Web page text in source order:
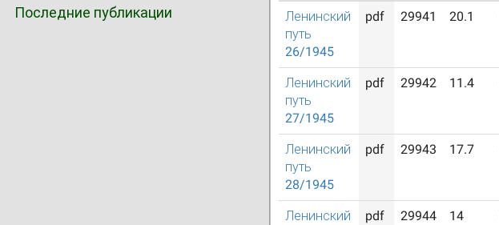
Последние публикации
Ленинский
путь
26/1945
pdf 29941 20.1
Ленинский
путь
27/1945
pdf 29942 11.4
Ленинский
путь
28/1945
pdf 29943 17.7
Ленинский
pdf 29944 14